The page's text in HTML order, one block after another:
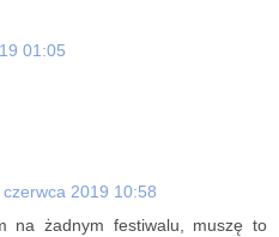
01:05
czerwca 2019 10:58
na żadnym festiwalu, muszę to